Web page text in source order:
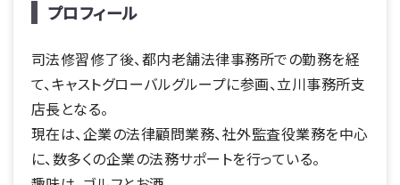
プロフィール
司法修習修了後、都内老舗法律事務所での勤務を経
て、キャストグローバルグループに参画、立川事務所支
店長となる。
現在は、企業の法律顧問業務、社外監査役業務を中心
に、数多くの企業の法務サポートを行っている。